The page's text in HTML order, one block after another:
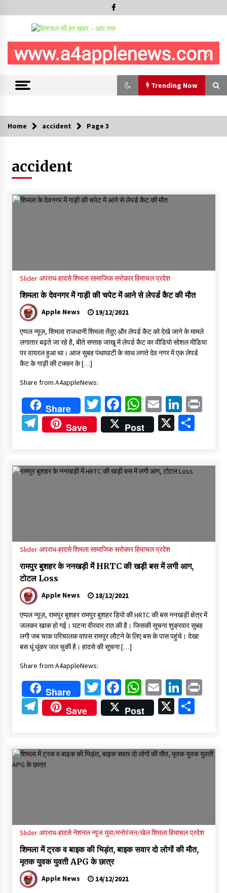
Trending Now
तक आयोजित होगी 27वीं वार्षिक खेलकूद प्रतियोगिता
शिमला पुलिस में बड़ी अनुशासनात्मक कार्रवाई, 3 पुलिसकर्मी निलंबित
07/08/2026
6 साल में पीएम नरेंद्र मोदी के विदेश दौरों पर 557 करोड़ खर्च, सरकार ने
संसद में दी जानकारी
07/08/2026
हिमालयन “सीरो” कैमरे में कैद
भ्रष्टाचार से अर्जित संपत्ति जब्त कर गरीबों में बांटेगी हिमाचल सरकार -CM
06/08/2026
नितिन गडकरी से मिले विक्रमादित्य सिंह, हिमाचल की सड़क परियोजनाओं को
मिली बड़ी सौगात
चौहान
शिक्षा निदेशालय ने जारी किया स्पष्टीकरण
05/08/2026
देहरा पुलिस की बड़ी कार्रवाई- 90 लाख नकद और 2 करोड़के सोने के
05/08/2026
Home accident Page 3
accident
Sliderअपराध-हादसेशिमलासामाजिक सरोकारहिमाचल प्रदेश
शिमला के देवनगर में गाड़ी की चपेट में आने से लेपर्ड कैट की मौत
Apple News 19/12/2021
एप्पल न्यूज़, शिमला राजधानी शिमला तेंदुए और लेपर्ड कैट को देखे जाने के मामले
लगातार बढ़ते जा रहे है, बीते सप्ताह जाखू में लेपर्ड कैट का वीडियो सोशल मीडिया
पर वायरल हुआ था। आज सुबह पंथाघाटी के साथ लगते देव नगर में एक लेपर्ड
कैट के गाड़ी की टक्कर के […]
Share from A4appleNews:
Share Twitter
Facebook
WhatsApp
Email
Telegram
Save Post X
Sliderअपराध-हादसेशिमलासामाजिक सरोकारहिमाचल प्रदेश
रामपुर बुशहर के ननखड़ी में HRTC की खड़ी बस में लगी आग,
टोटल Loss
Apple News 18/12/2021
एप्पल न्यूज़, रामपुर बुशहर रामपुर बुशहर डिपो की HRTC की बस ननखड़ी क्षेत्र में
जलकर खाक हो गई। घटना वीरवार रात की है। जिसकी सूचना शुक्रवार सुबह
लगी जब चाक परिचालक वापस रामपुर लौटने के लिए बस के पास पहुंचे। देखा
बस धूं धूंकर जल चुकी है। हादसे की सूचना […]
Share from A4appleNews:
Share Twitter
Facebook
WhatsApp
Email
Telegram
Save Post X
Sliderअपराध-हादसेनेशनल न्यूजयुवा/मनोरंजन/खेलशिमलाहिमाचल प्रदेश
शिमला में ट्रक व बाइक की भिड़ंत, बाइक सवार दो लोगों की मौत,
मृतक युवक युवती APG के छात्र
Apple News 14/12/2021